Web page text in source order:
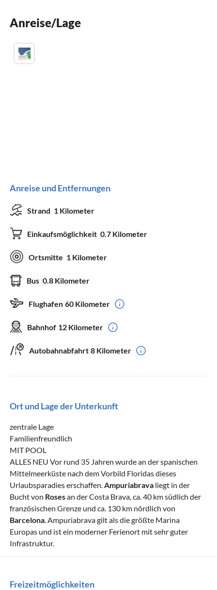
Waschmaschine
Anreise/Lage
Anreise und Entfernungen
Strand 1 Kilometer
Einkaufsmöglichkeit 0.7 Kilometer
Ortsmitte 1 Kilometer
Bus 0.8 Kilometer
Flughafen 60 Kilometer
Bahnhof 12 Kilometer
Autobahnabfahrt 8 Kilometer
Ort und Lage der Unterkunft
zentrale Lage
Familienfreundlich
MIT POOL
ALLES NEU Vor rund 35 Jahren wurde an der spanischen
Mittelmeerküste nach dem Vorbild Floridas dieses
Urlaubsparadies erschaffen. Ampuriabrava liegt in der
Bucht von Rosesan der Costa Brava, ca. 40 km südlich der
französischen Grenze und ca. 130 km nördlich von
Barcelona . Ampuriabrava gilt als die größte Marina
Europas und ist ein moderner Ferienort mit sehr guter
Infrastruktur.
Freizeitmöglichkeiten